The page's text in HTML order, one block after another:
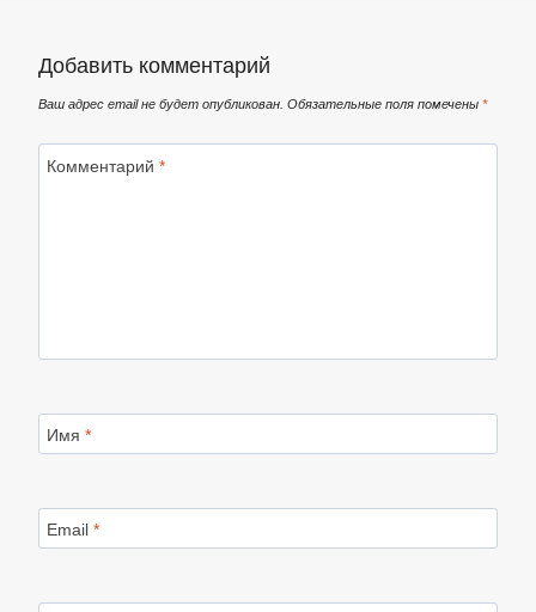
Добавить комментарий
Ваш адрес email не будет опубликован. Обязательные поля помечены *
Комментарий *
Имя *
Email *